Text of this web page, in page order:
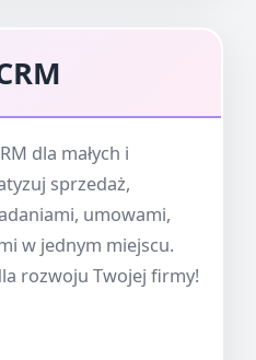
dla małych i
sprzedaż,
umowami,
w jednym miejscu.
rozwoju Twojej firmy!